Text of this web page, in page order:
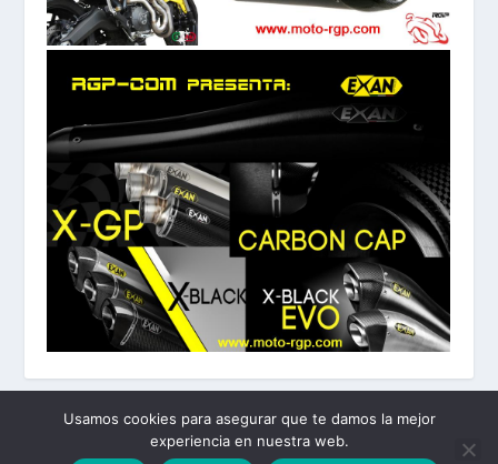
Elegant Themes| Desarrollado por WordPress
Usamos cookies para asegurar que te damos la mejor
experiencia en nuestra web.